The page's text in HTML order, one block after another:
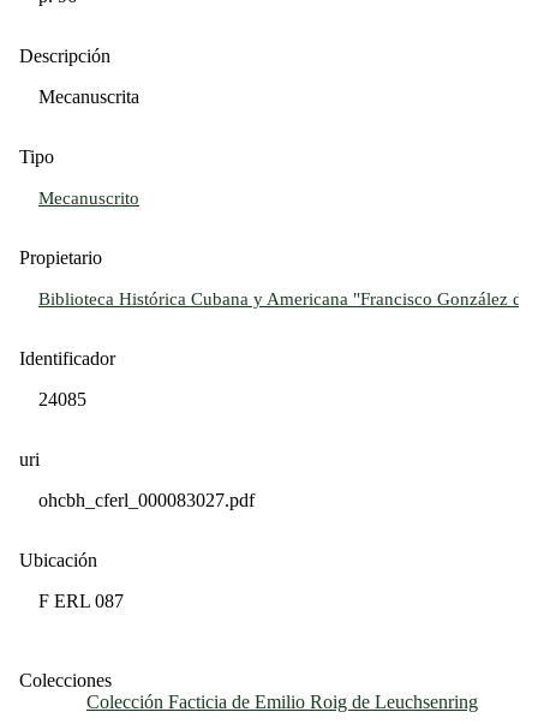
Descripción
Mecanuscrita
Tipo
Mecanuscrito
Propietario
Biblioteca Histórica Cubana y Americana "Francisco González
Identificador
24085
uri
ohcbh_cferl_000083027.pdf
Ubicación
F ERL 087
Colecciones
Colección Facticia de Emilio Roig de Leuchsenring